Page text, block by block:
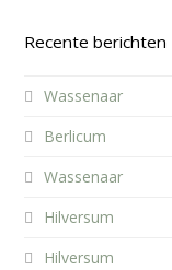
Recente berichten
Wassenaar
Berlicum
Wassenaar
Hilversum
Hilversum